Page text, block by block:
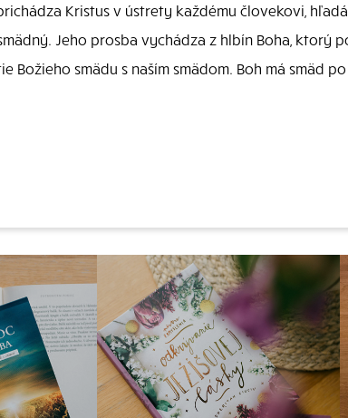
Kristus v ústrety každému človekovi,
Jeho prosba vychádza z hlbín Boha, ktorý
Božieho smädu s naším smädom. Boh má smäd